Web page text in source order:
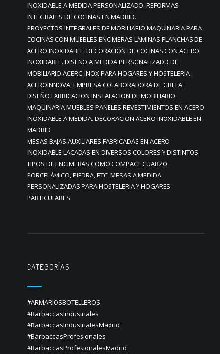
INOXIDABLE A MEDIDA PERSONALIZADO. REFORMAS
INTEGRALES DE COCINAS EN MADRID.
PROYECTOS INTEGRALES DE MOBILIARIO MAQUINARIA PARA
COCINAS CON MUEBLES ENCIMERAS LÁMINAS PLANCHAS DE
ACERO INOXIDABLE. DECORACIÓN DE COCINAS CON ACERO
INOXIDABLE. DISEÑO A MEDIDA PERSONALIZADO DE
MOBILIARIO ACERO INOX PARA HOGARES Y HOSTELERIA
ACEROINNOVA, EMPRESA COLABORADORA DE GREFA.
DISEÑO FABRICACION INSTALACION DE MOBILIARIO
MAQUINARIA MUEBLES PANELES REVESTIMIENTOS EN ACERO
INOXIDABLE A MEDIDA. DECORACION ACERO INOXIDABLE EN
MADRID
MESAS BAJAS AUXILIARES FABRICADAS EN ACERO
INOXIDABLE LACADAS EN DIVERSOS COLORES Y DISTINTOS
TIPOS DE ENCIMERAS COMO COMPACT CUARZO
PORCELÁMICO, PIEDRA, ETC. MESAS A MEDIDA
PERSONALIZADAS PARA HOSTELERIA Y HOGARES
PARTICULARES
CATEGORÍAS
#ARMARIOSBOTELLEROS
#BarbacoasIndustriales
#BarbacoasIndustrialesMadrid
#BarbacoasProfesionales
#BarbacoasProfesionalesMadrid